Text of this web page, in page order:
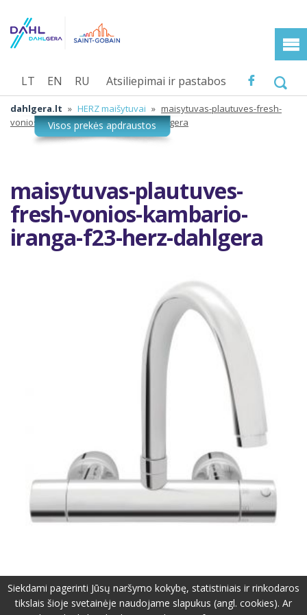
Atsiliepimai ir pastabos
LT EN RU
dahlgera.lt » HERZ maišytuvai » maisytuvas-plautuves-fresh-
vonios-kambario-iranga-f23-herz-dahlgera
maisytuvas-plautuves-
fresh-vonios-kambario-
iranga-f23-herz-dahlgera
Siekdami pagerinti Jūsų naršymo kokybę, statistiniais ir rinkodaros
tikslais šioje svetainėje naudojame slapukus (angl. cookies). Ar